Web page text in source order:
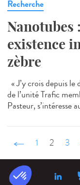
Recherche
Nanotubes
existence
zèbre
« J’y crois depuis
de l’unité Trafic
Pasteur, s’intéresse
‹ précédent
1 2 3